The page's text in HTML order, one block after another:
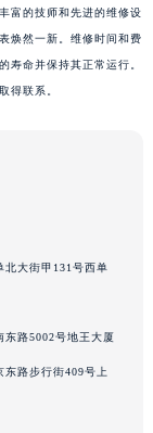
富的技师和先进的维修设
焕然一新。维修时间和费
寿命并保持其正常运行。
得联系。
北大街甲131号西单
东路5002号地王大厦
东路步行街409号上